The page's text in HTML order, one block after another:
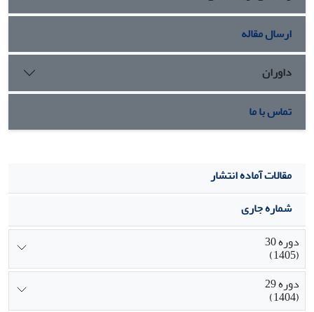
سازمانی و محیطی توجه نماید.
ارسال مقاله
داوران
تماس با ما
مقالات آماده انتشار
شماره جاری
دوره 30
(1405)
دوره 29
(1404)